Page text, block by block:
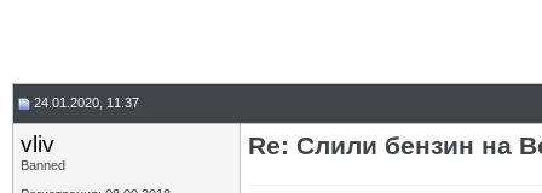
24.01.2020, 11:37
vliv
Banned
Re: Слили бензин на